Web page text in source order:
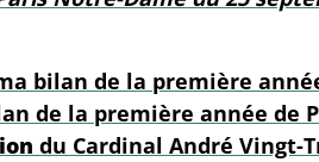
bilan de la première
de la première année de
du Cardinal André Vingt-